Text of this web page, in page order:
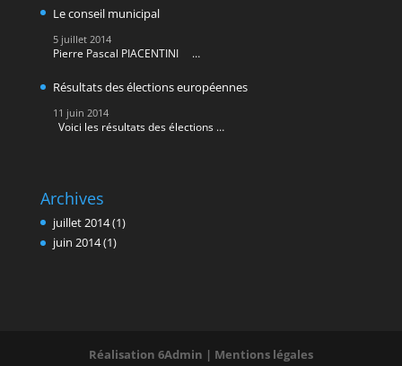
Le conseil municipal
5 juillet 2014
Pierre Pascal PIACENTINI …
Résultats des élections européennes
11 juin 2014
Voici les résultats des élections …
Archives
juillet 2014(1)
juin 2014(1)
Réalisation 6Admin | Mentions légales